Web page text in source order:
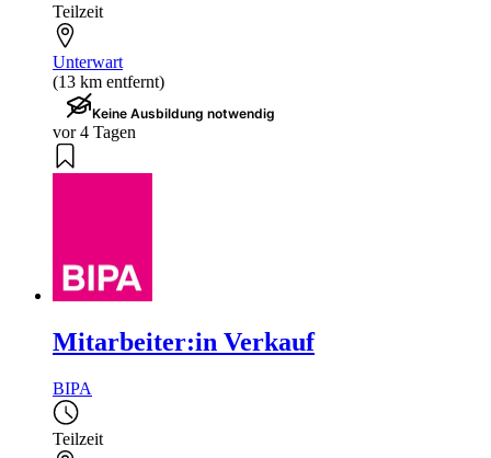
Teilzeit
Unterwart
(13 km entfernt)
Keine Ausbildung notwendig
vor 4 Tagen
Mitarbeiter:in Verkauf
BIPA
Teilzeit